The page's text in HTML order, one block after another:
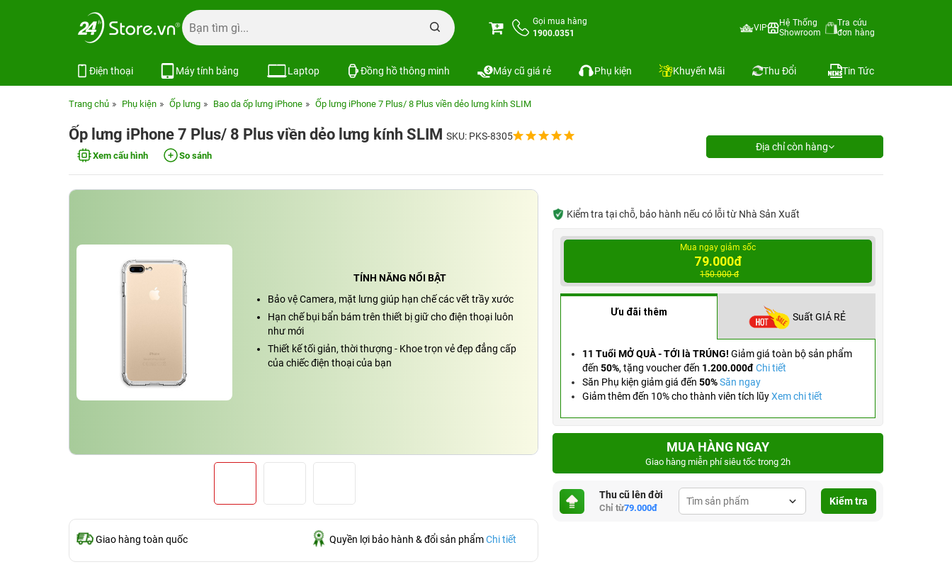
Gọi mua hàng
1900.0351
VIP
Hệ Thống
Showroom
Tra cứu
đơn hàng
Điện thoại Máy tính bảng Laptop Đồng hồ thông minh Máy cũ giá rẻ Phụ kiện Khuyến Mãi Thu Đổi Tin Tức
Trang chủ Phụ kiện Ốp lưng Bao da ốp lưng iPhone Ốp lưng iPhone 7 Plus/ 8 Plus viền dẻo lưng kính SLIM
Ốp lưng iPhone 7 Plus/ 8 Plus viền dẻo lưng kính SLIM SKU: PKS-8305
Xem cấu hình So sánh
Địa chỉ còn hàng
TÍNH NĂNG NỔI BẬT
Bảo vệ Camera, mặt lưng giúp hạn chế các vết trầy xước
Hạn chế bụi bẩn bám trên thiết bị giữ cho điện thoại luôn
như mới
Thiết kế tối giản, thời thượng - Khoe trọn vẻ đẹp đẳng cấp
của chiếc điện thoại của bạn
Giao hàng toàn quốc Quyền lợi bảo hành & đổi sản phẩm Chi tiết
Kiểm tra tại chỗ, bảo hành nếu có lỗi từ Nhà Sản Xuất
Mua ngay giảm sốc
79.000đ
150.000 đ
Ưu đãi thêm Suất GIÁ RẺ
11 Tuổi MỞ QUÀ - TỚI là TRÚNG! Giảm giá toàn bộ sản phẩm
đến 50%, tặng voucher đến 1.200.000đ Chi tiết
Săn Phụ kiện giảm giá đến 50% Săn ngay
Giảm thêm đến 10% cho thành viên tích lũyXem chi tiết
MUA HÀNG NGAY
Giao hàng miễn phí siêu tốc trong 2h
Thu cũ lên đời
Chỉ từ79.000đ
Kiểm tra